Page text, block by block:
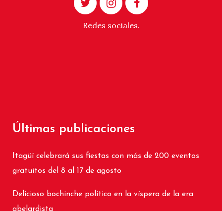
Redes sociales.
Últimas publicaciones
Itagüí celebrará sus fiestas con más de 200 eventos
gratuitos del 8 al 17 de agosto
Delicioso bochinche político en la víspera de la era
abelardista